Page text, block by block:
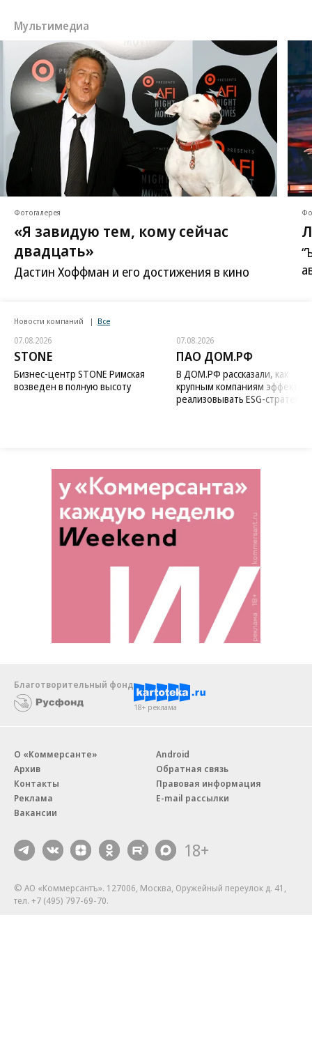
Мультимедиа
Фотогалерея
«Я завидую тем, кому сейчас
двадцать»
Дастин Хоффман и его достижения в кино
Новости компаний Все
07.08.2026
STONE
Бизнес-центр STONE Римская
возведен в полную высоту
07.08.2026
ПАО ДОМ.РФ
В ДОМ.РФ рассказали, как
крупным компаниям
реализовывать ESG-стратегию
Благотворительный фонд
18+ реклама
О «Коммерсанте»
Архив
Контакты
Реклама
Вакансии
Android
Обратная связь
Правовая информация
E-mail рассылки
18+
© АО «Коммерсантъ». 127006, Москва, Оружейный переулок д. 41,
тел. +7 (495) 797-69-70.